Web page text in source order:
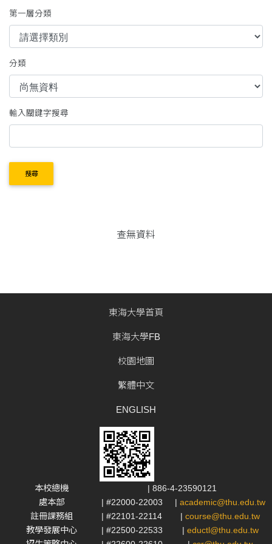
第一層分類
分類
輸入關鍵字搜尋
搜尋
查無資料
東海大學首頁
東海大學FB
校園地圖
繁體中文
ENGLISH
本校總機
| 886-4-23590121
處本部
| #22000-22003 | academic@thu.edu.tw
註冊課務組
| #22101-22114 | course@thu.edu.tw
教學發展中心
| #22500-22533 | eductl@thu.edu.tw